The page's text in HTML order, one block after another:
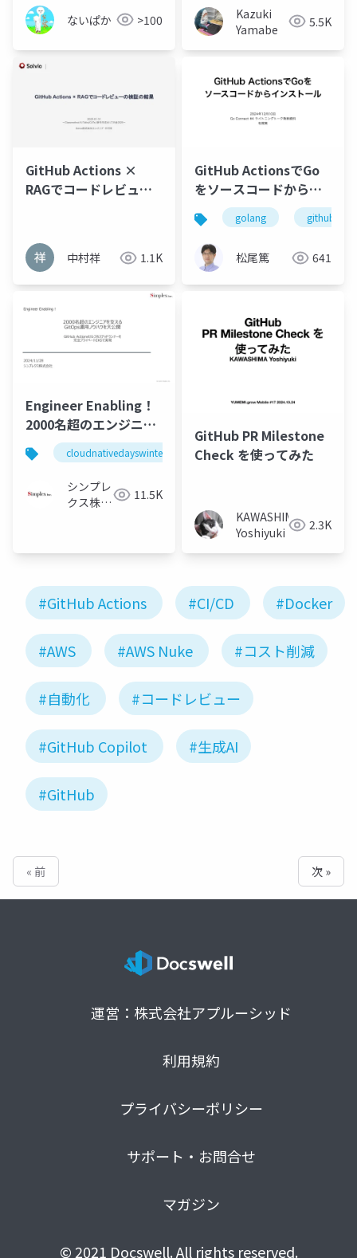
ないぱか >100
Kazuki
Yamabe
5.5K
GitHub Actions ×
RAGでコードレビュー
中村祥 1.1K
GitHub ActionsでGo
をソースコードからイ
ンストール
golang github
松尾篤 641
Engineer Enabling！
2000名超のエンジニア
を支えるGitOps運用ノ
ウハウを大公開 ～
GitHub Actionsセルフ
ホステッドランナーを
cloudnativedayswinter2024 cicd aws
シンプレ
クス株式
11.5K
GitHub PR Milestone
Check を使ってみた
KAWASHIMA
Yoshiyuki
2.3K
#GitHub Actions #CI/CD #Docker
#AWS #AWS Nuke #コスト削減
#自動化 #コードレビュー
#GitHub Copilot #生成AI
#GitHub
« 前 次 »
運営：株式会社アプルーシッド
利用規約
プライバシーポリシー
サポート・お問合せ
マガジン
© 2021 Docswell. All rights reserved.